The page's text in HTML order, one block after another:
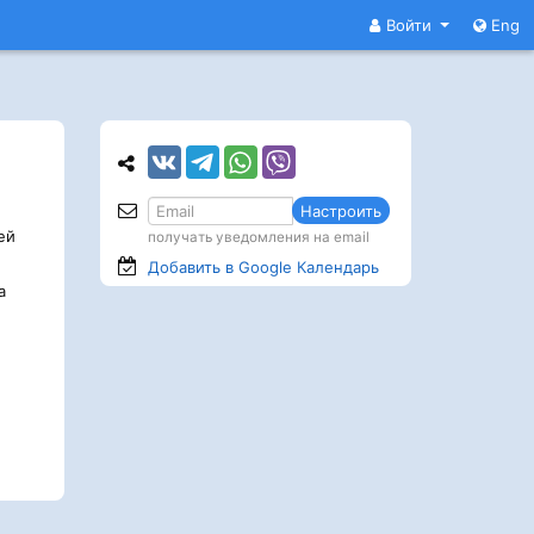
Войти Eng
Настроить
получать уведомления на email
Добавить в Google Календарь